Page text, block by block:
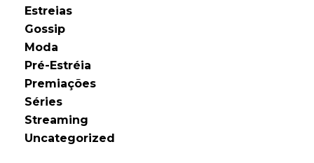
Estreias
Gossip
Moda
Pré-Estréia
Premiações
Séries
Streaming
Uncategorized